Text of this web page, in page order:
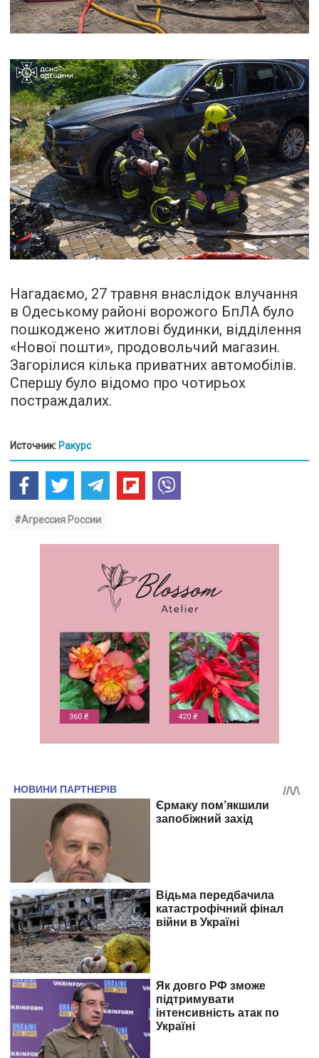
Нагадаємо, 27 травня внаслідок влучання
в Одеському районі ворожого БпЛА було
пошкоджено житлові будинки, відділення
«Нової пошти», продовольчий магазин.
Загорілися кілька приватних автомобілів.
Спершу було відомо про чотирьох
постраждалих.
Источник: Ракурс
#Агрессия России